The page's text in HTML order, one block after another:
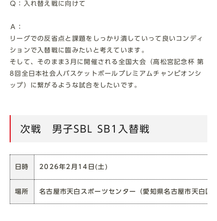
Ｑ：入れ替え戦に向けて
Ａ：
リーグでの反省点と課題をしっかり潰していって良いコンディ
ションで入替戦に臨みたいと考えています。
そして、そのまま3月に開催される全国大会（高松宮記念杯 第
8回全日本社会人バスケットボールプレミアムチャンピオンシ
ップ）に繋がるような試合をしたいです。
次戦 男子SBL SB1入替戦
日時 2026年2月14日(土)
場所 名古屋市天白スポーツセンター（愛知県名古屋市天白